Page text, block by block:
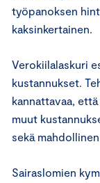
työpanoksen
kaksinkertainen.
Verokiilalaskuri
kustannukset.
kannattavaa,
muut
sekä
Sairaslomien